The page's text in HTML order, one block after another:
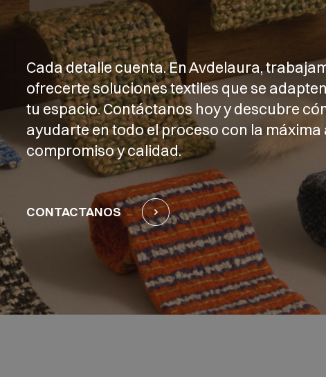
Cada detalle cuenta. En Avdelaura,
ofrecerte soluciones textiles que se
tu espacio. Contáctanos hoy y descubre
ayudarte en todo el proceso con la máxima
compromiso y calidad.
CONTACTANOS